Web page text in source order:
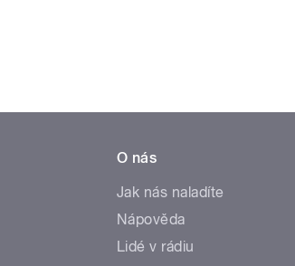
O nás
Jak nás naladíte
Nápověda
Lidé v rádiu